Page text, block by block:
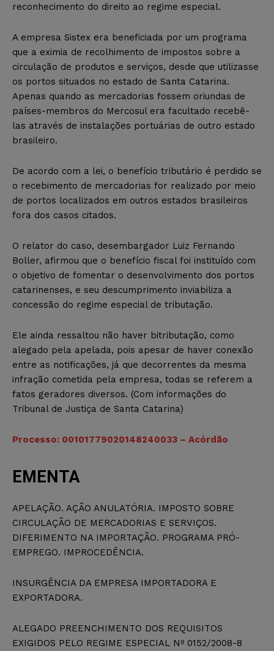
reconhecimento do direito ao regime especial.
A empresa Sistex era beneficiada por um programa
que a eximia de recolhimento de impostos sobre a
circulação de produtos e serviços, desde que utilizasse
os portos situados no estado de Santa Catarina.
Apenas quando as mercadorias fossem oriundas de
países-membros do Mercosul era facultado recebê-
las através de instalações portuárias de outro estado
brasileiro.
De acordo com a lei, o benefício tributário é perdido se
o recebimento de mercadorias for realizado por meio
de portos localizados em outros estados brasileiros
fora dos casos citados.
O relator do caso, desembargador Luiz Fernando
Boller, afirmou que o benefício fiscal foi instituído com
o objetivo de fomentar o desenvolvimento dos portos
catarinenses, e seu descumprimento inviabiliza a
concessão do regime especial de tributação.
Ele ainda ressaltou não haver bitributação, como
alegado pela apelada, pois apesar de haver conexão
entre as notificações, já que decorrentes da mesma
infração cometida pela empresa, todas se referem a
fatos geradores diversos. (Com informações do
Tribunal de Justiça de Santa Catarina)
Processo: 00101779020148240033 – Acórdão
EMENTA
APELAÇÃO. AÇÃO ANULATÓRIA. IMPOSTO SOBRE
CIRCULAÇÃO DE MERCADORIAS E SERVIÇOS.
DIFERIMENTO NA IMPORTAÇÃO. PROGRAMA PRÓ-
EMPREGO. IMPROCEDÊNCIA.
INSURGÊNCIA DA EMPRESA IMPORTADORA E
EXPORTADORA.
ALEGADO PREENCHIMENTO DOS REQUISITOS
EXIGIDOS PELO REGIME ESPECIAL Nº 0152/2008-8